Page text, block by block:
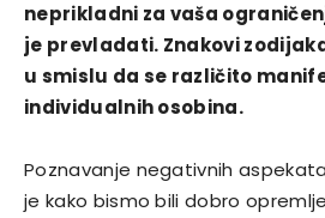
neprikladni za vaša
je prevladati. Znakovi
u smislu da se različito
individualnih osobina.
Poznavanje negativnih
je kako bismo bili dobro